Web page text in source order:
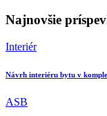
Najnovšie
Interiér
Návrh interiéru bytu v
ASB